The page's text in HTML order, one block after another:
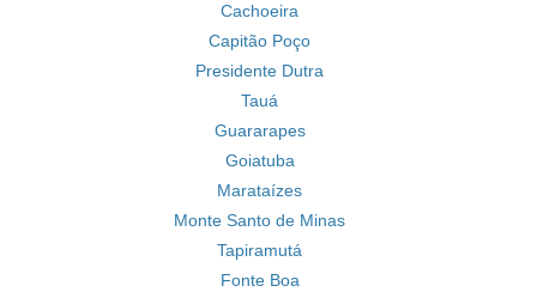
Cachoeira
Capitão Poço
Presidente Dutra
Tauá
Guararapes
Goiatuba
Marataízes
Monte Santo de Minas
Tapiramutá
Fonte Boa